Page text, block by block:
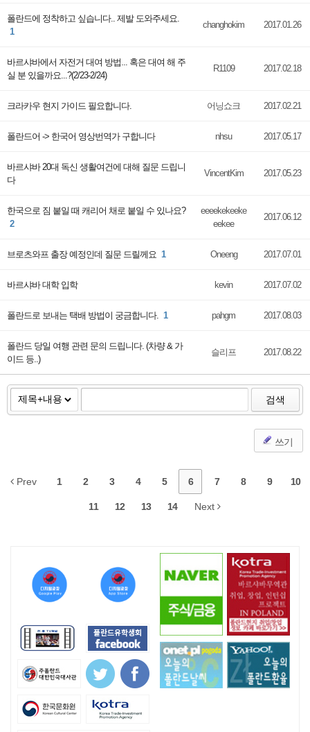
폴란드에 정착하고 싶습니다.. 제발 도와주세요.
1
changhokim 2017.01.26
바르샤바에서 자전거 대여 방법... 혹은 대여 해 주
실 분 있을까요...?(2/23-2/24)
R1109 2017.02.18
크라카우 현지 가이드 필요합니다. 어닝쇼크 2017.02.21
폴란드어 -> 한국어 영상번역가 구합니다 nhsu 2017.05.17
바르샤바 20대 독신 생활여건에 대해 질문 드립니
다
VincentKim 2017.05.23
한국으로 짐 붙일 때 캐리어 채로 붙일 수 있나요?
2
eeeekekeeke
eekee
2017.06.12
브로츠와프 출장 예정인데 질문 드릴께요 1 Oneeng 2017.07.01
바르샤바 대학 입학 kevin 2017.07.02
폴란드로 보내는 택배 방법이 궁금합니다. 1 pahgm 2017.08.03
폴란드 당일 여행 관련 문의 드립니다. (차량 & 가
이드 등..)
슬리프 2017.08.22
검색
쓰기
Prev 1 2 3 4 5 6 7 8 9 10
11 12 13 14 Next